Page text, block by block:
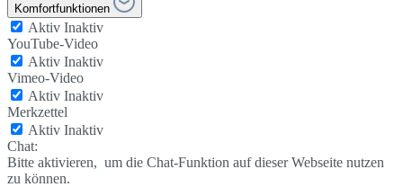
Komfortfunktionen
Aktiv Inaktiv
YouTube-Video
Aktiv Inaktiv
Vimeo-Video
Aktiv Inaktiv
Merkzettel
Aktiv Inaktiv
Chat:
Bitte aktivieren, um die Chat-Funktion auf dieser Webseite nutzen
zu können.